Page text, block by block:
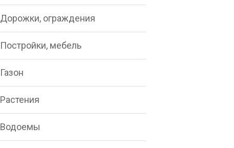
Дорожки, ограждения
Постройки, мебель
Газон
Растения
Водоемы